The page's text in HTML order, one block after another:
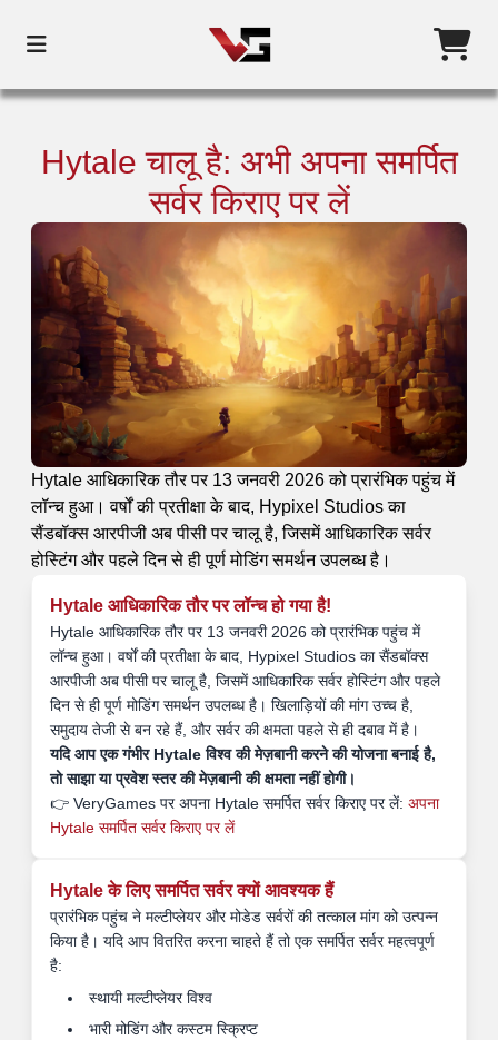
Hytale चालू है: अभी अपना समर्पित
सर्वर किराए पर लें
Hytale आधिकारिक तौर पर 13 जनवरी 2026 को प्रारंभिक पहुंच में
लॉन्च हुआ। वर्षों की प्रतीक्षा के बाद, Hypixel Studios का
सैंडबॉक्स आरपीजी अब पीसी पर चालू है, जिसमें आधिकारिक सर्वर
होस्टिंग और पहले दिन से ही पूर्ण मोडिंग समर्थन उपलब्ध है।
Hytale आधिकारिक तौर पर लॉन्च हो गया है!
Hytale आधिकारिक तौर पर 13 जनवरी 2026 को प्रारंभिक पहुंच में
लॉन्च हुआ। वर्षों की प्रतीक्षा के बाद, Hypixel Studios का सैंडबॉक्स
आरपीजी अब पीसी पर चालू है, जिसमें आधिकारिक सर्वर होस्टिंग और पहले
दिन से ही पूर्ण मोडिंग समर्थन उपलब्ध है। खिलाड़ियों की मांग उच्च है,
समुदाय तेजी से बन रहे हैं, और सर्वर की क्षमता पहले से ही दबाव में है।
यदि आप एक गंभीर Hytale विश्व की मेज़बानी करने की योजना बनाई है,
तो साझा या प्रवेश स्तर की मेज़बानी की क्षमता नहीं होगी।
👉 VeryGames पर अपना Hytale समर्पित सर्वर किराए पर लें: अपना
Hytale समर्पित सर्वर किराए पर लें
Hytale के लिए समर्पित सर्वर क्यों आवश्यक हैं
प्रारंभिक पहुंच ने मल्टीप्लेयर और मोडेड सर्वरों की तत्काल मांग को उत्पन्न
किया है। यदि आप वितरित करना चाहते हैं तो एक समर्पित सर्वर महत्वपूर्ण
है:
स्थायी मल्टीप्लेयर विश्व
भारी मोडिंग और कस्टम स्क्रिप्ट